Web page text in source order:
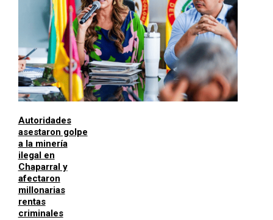
Autoridades
asestaron golpe
a la minería
ilegal en
Chaparral y
afectaron
millonarias
rentas
criminales